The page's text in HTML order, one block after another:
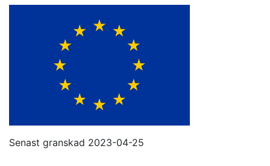
Senast granskad 2023-04-25